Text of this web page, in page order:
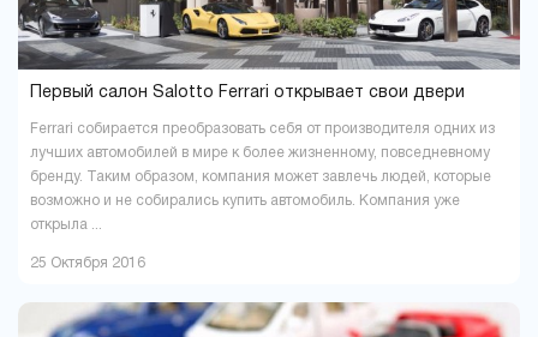
Первый салон Salotto Ferrari открывает свои двери
Ferrari собирается преобразовать себя от производителя одних из
лучших автомобилей в мире к более жизненному, повседневному
бренду. Таким образом, компания может завлечь людей, которые
возможно и не собирались купить автомобиль. Компания уже
открыла ...
25 Октября 2016